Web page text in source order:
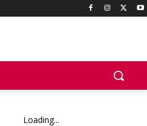
Loading...